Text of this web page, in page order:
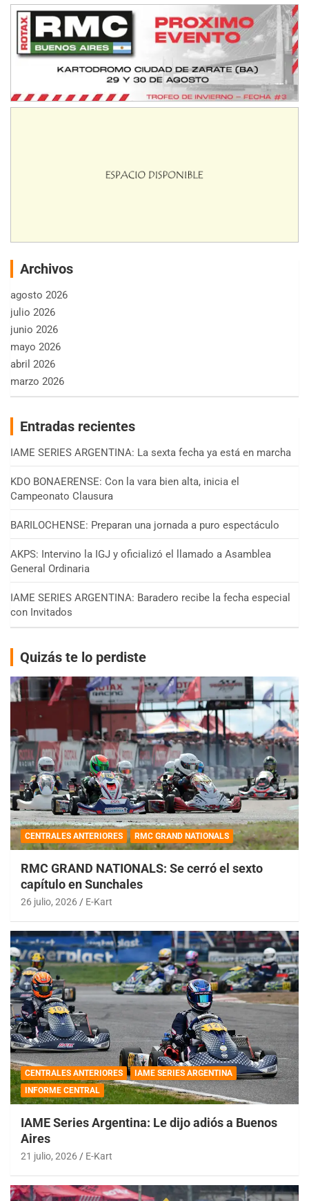
Archivos
agosto 2026
julio 2026
junio 2026
mayo 2026
abril 2026
marzo 2026
Entradas recientes
IAME SERIES ARGENTINA: La sexta fecha ya está en marcha
KDO BONAERENSE: Con la vara bien alta, inicia el
Campeonato Clausura
BARILOCHENSE: Preparan una jornada a puro espectáculo
AKPS: Intervino la IGJ y oficializó el llamado a Asamblea
General Ordinaria
IAME SERIES ARGENTINA: Baradero recibe la fecha especial
con Invitados
Quizás te lo perdiste
CENTRALES ANTERIORES RMC GRAND NATIONALS
RMC GRAND NATIONALS: Se cerró el sexto
capítulo en Sunchales
26 julio, 2026 E-Kart
CENTRALES ANTERIORES
IAME SERIES ARGENTINA
INFORME CENTRAL
IAME Series Argentina: Le dijo adiós a Buenos
Aires
21 julio, 2026 E-Kart